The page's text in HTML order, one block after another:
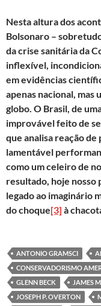
Nesta altura dos
Bolsonaro –
da crise sanitária da
inflexível,
em evidências
apenas nacional, mas
globo. O Brasil, de
improvável feito de
que analisa reação de
lamentável
como um celeiro de
resultado, hoje
legado ao imaginário
do choque[3] à
ANTONIO GRAMSCI
CONSERVADORISMO
GLENN BECK
JAMES
JOSEPH P. OVERTON